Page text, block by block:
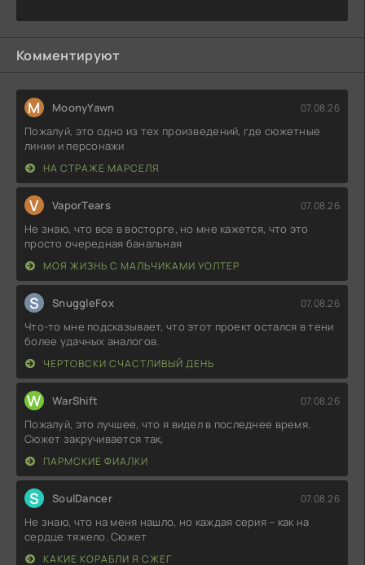
Комментируют
M MoonyYawn 07.08.26
Пожалуй, это одно из тех произведений, где сюжетные
линии и персонажи
НА СТРАЖЕ МАРСЕЛЯ
V VaporTears 07.08.26
Не знаю, что все в восторге, но мне кажется, что это
просто очередная банальная
МОЯ ЖИЗНЬ С МАЛЬЧИКАМИ УОЛТЕР
S SnuggleFox 07.08.26
Что-то мне подсказывает, что этот проект остался в тени
более удачных аналогов.
ЧЕРТОВСКИ СЧАСТЛИВЫЙ ДЕНЬ
W WarShift 07.08.26
Пожалуй, это лучшее, что я видел в последнее время.
Сюжет закручивается так,
ПАРМСКИЕ ФИАЛКИ
S SoulDancer 07.08.26
Не знаю, что на меня нашло, но каждая серия – как на
сердце тяжело. Сюжет
КАКИЕ КОРАБЛИ Я СЖЕГ